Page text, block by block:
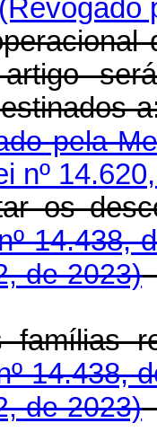
(Revogado
será
pela
nº
os
14.438,
de 2023)
famílias
14.438,
de 2023)